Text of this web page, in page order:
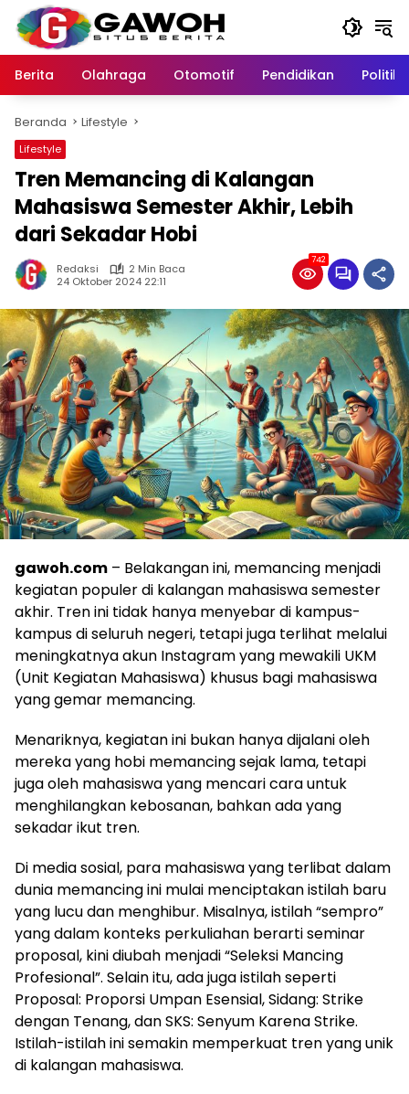
Langsung
konten
Berita
Olahraga Otomotif Pendidikan Politik
Beranda Lifestyle
Lifestyle
Tren Memancing di Kalangan
Mahasiswa Semester Akhir, Lebih
dari Sekadar Hobi
Redaksi
2 Min Baca
24 Oktober 2024 22:11
742
gawoh.com – Belakangan ini, memancing menjadi
kegiatan populer di kalangan mahasiswa semester
akhir. Tren ini tidak hanya menyebar di kampus-
kampus di seluruh negeri, tetapi juga terlihat melalui
meningkatnya akun Instagram yang mewakili UKM
(Unit Kegiatan Mahasiswa) khusus bagi mahasiswa
yang gemar memancing.
Menariknya, kegiatan ini bukan hanya dijalani oleh
mereka yang hobi memancing sejak lama, tetapi
juga oleh mahasiswa yang mencari cara untuk
menghilangkan kebosanan, bahkan ada yang
sekadar ikut tren.
Di media sosial, para mahasiswa yang terlibat dalam
dunia memancing ini mulai menciptakan istilah baru
yang lucu dan menghibur. Misalnya, istilah “sempro”
yang dalam konteks perkuliahan berarti seminar
proposal, kini diubah menjadi “Seleksi Mancing
Profesional”. Selain itu, ada juga istilah seperti
Proposal: Proporsi Umpan Esensial, Sidang: Strike
dengan Tenang, dan SKS: Senyum Karena Strike.
Istilah-istilah ini semakin memperkuat tren yang unik
di kalangan mahasiswa.